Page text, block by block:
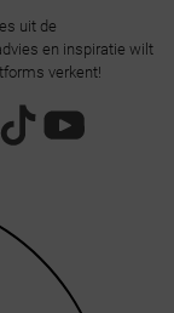
uit de
en inspiratie wilt
verkent!